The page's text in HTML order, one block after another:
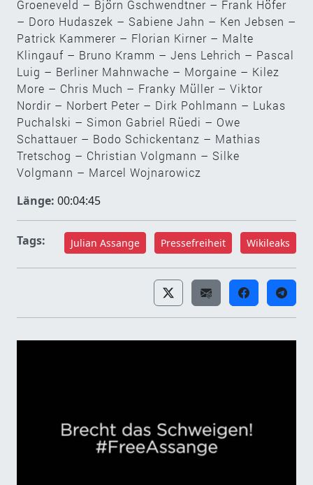
Groeneveld – Björn Gschwendtner – Frank Höfer
– Doro Hudaszek – Sabiene Jahn – Ken Jebsen –
Patrick Kammerer – Florian Kirner – Malte
Klingauf – Bruno Kramm – Jens Lehrich – Pascal
Luig – Berliner Mahnwache – Morgaine – Kilez
More – Chris Much – Franky Müller – Viktor
Nordir – Norbert Peter – Dirk Pohlmann – Lukas
Puchalski – Simon Gabriel Rüedi – Owe
Schattauer – Bodo Schickentanz – Mathias
Tretschog – Christian Volgmann – Silke
Volgmann – Marcel Wojnarowicz
Länge: 00:04:45
Tags: Julian Assange Pressefreiheit Wikileaks